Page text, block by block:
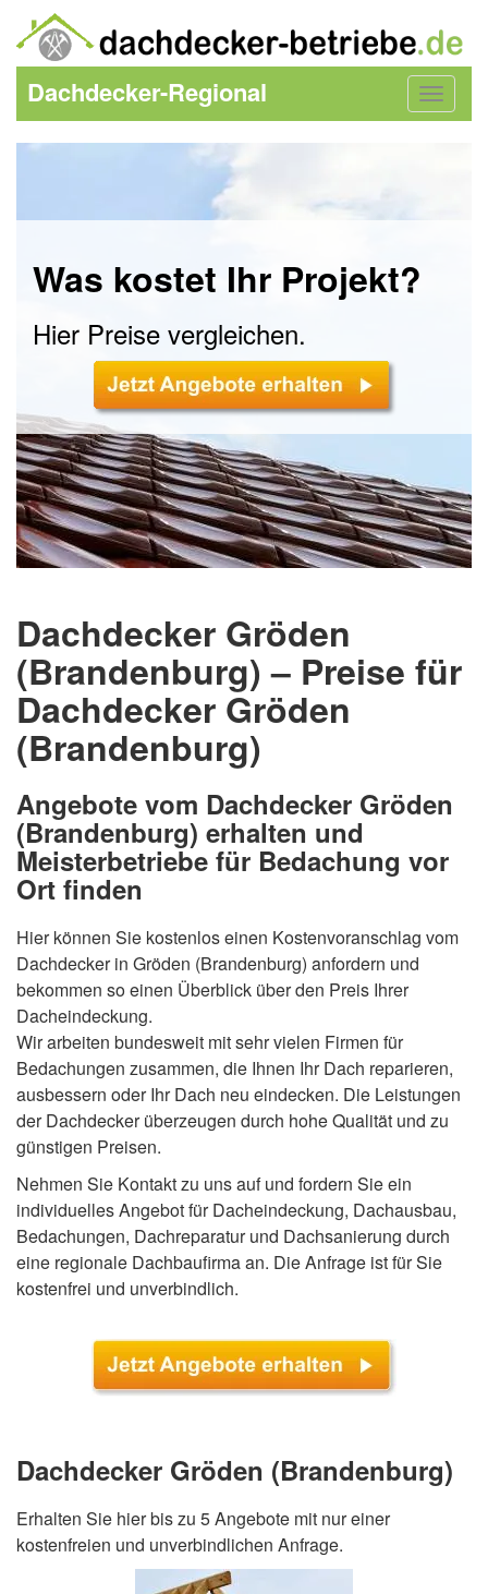
Toggle
Dachdecker-Regional
Was kostet Ihr Projekt?
Hier Preise vergleichen.
Dachdecker Gröden
(Brandenburg) – Preise für
Dachdecker Gröden
(Brandenburg)
Angebote vom Dachdecker Gröden
(Brandenburg) erhalten und
Meisterbetriebe für Bedachung vor
Ort finden
Hier können Sie kostenlos einen Kostenvoranschlag vom
Dachdecker in Gröden (Brandenburg) anfordern und
bekommen so einen Überblick über den Preis Ihrer
Dacheindeckung.
Wir arbeiten bundesweit mit sehr vielen Firmen für
Bedachungen zusammen, die Ihnen Ihr Dach reparieren,
ausbessern oder Ihr Dach neu eindecken. Die Leistungen
der Dachdecker überzeugen durch hohe Qualität und zu
günstigen Preisen.
Nehmen Sie Kontakt zu uns auf und fordern Sie ein
individuelles Angebot für Dacheindeckung, Dachausbau,
Bedachungen, Dachreparatur und Dachsanierung durch
eine regionale Dachbaufirma an. Die Anfrage ist für Sie
kostenfrei und unverbindlich.
Dachdecker Gröden (Brandenburg)
Erhalten Sie hier bis zu 5 Angebote mit nur einer
kostenfreien und unverbindlichen Anfrage.